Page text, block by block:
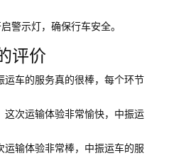
警示灯，确保行车安全。
评价
运车的服务真的很棒，每个环节
这次运输体验非常愉快，中振运
运输体验非常棒，中振运车的服